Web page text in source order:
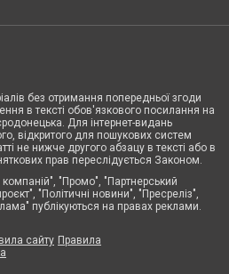
без отримання попередньої згоди
в тексті обов'язкового посилання на
Для інтернет-видань
відкритого для пошукових систем
не нижче другого абзацу в тексті або в
прав переслідується Законом.
"Промо", "Партнерський
"Політичні новини", "Пресреліз",
публікуються на правах реклами.
сайту Правила